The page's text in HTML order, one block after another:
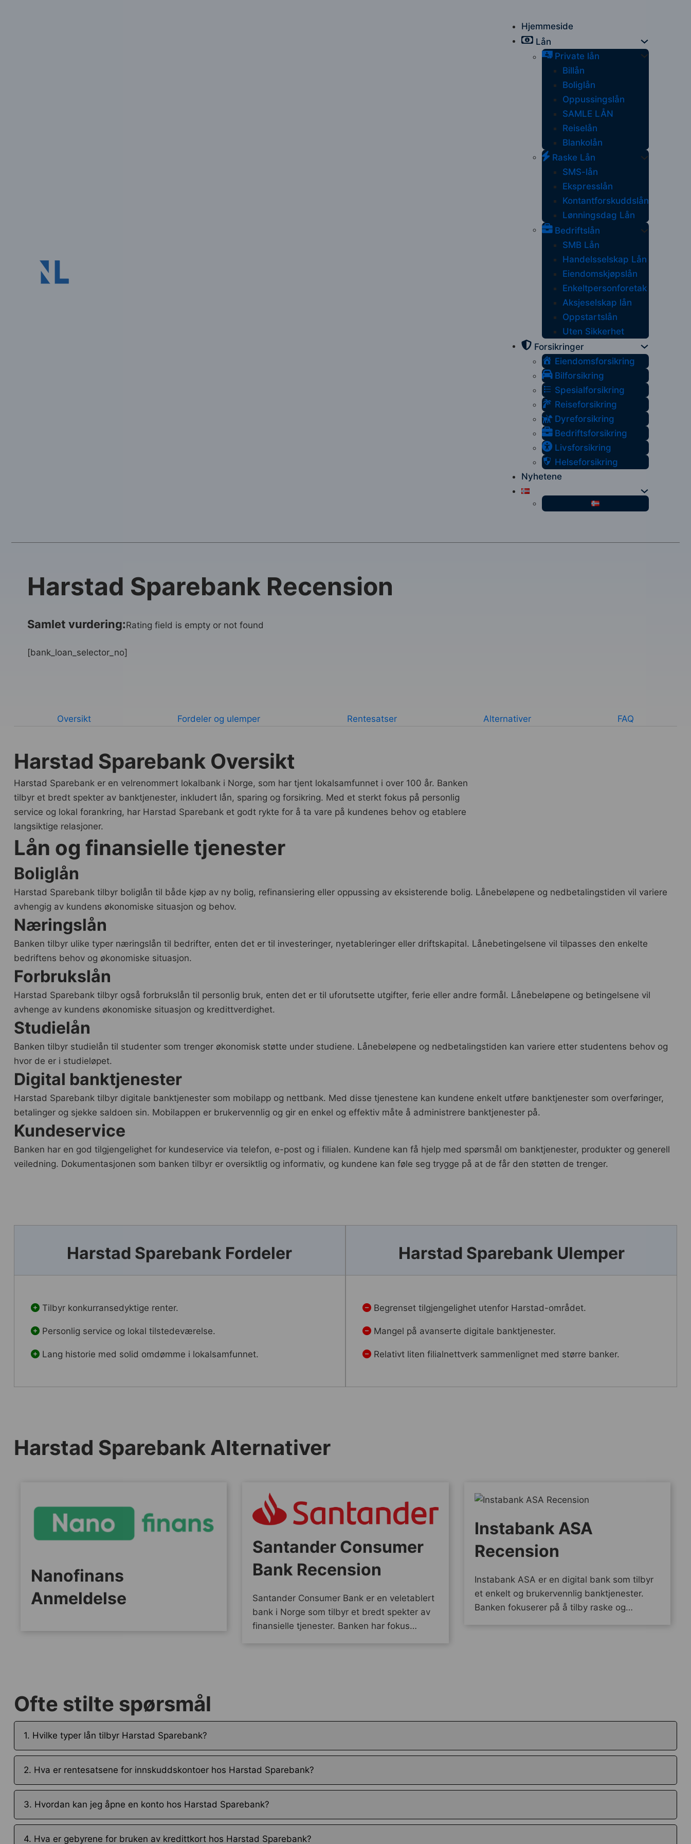
Hjemmeside
Lån
Private lån
Billån
Boliglån
Oppussingslån
SAMLE LÅN
Reiselån
Blankolån
Raske Lån
SMS-lån
Ekspresslån
Kontantforskuddslån
Lønningsdag Lån
Bedriftslån
SMB Lån
Handelsselskap Lån
Eiendomskjøpslån
Enkeltpersonforetak
Aksjeselskap lån
Oppstartslån
Uten Sikkerhet
Forsikringer
Eiendomsforsikring
Bilforsikring
Spesialforsikring
Reiseforsikring
Dyreforsikring
Bedriftsforsikring
Livsforsikring
Helseforsikring
Nyhetene
Harstad Sparebank Recension
Samlet vurdering:Rating field is empty or not found
[bank_loan_selector_no]
Oversikt Fordeler og ulemper Rentesatser Alternativer FAQ
Harstad Sparebank Oversikt
Harstad Sparebank er en velrenommert lokalbank i Norge, som har tjent lokalsamfunnet i over 100 år. Banken
tilbyr et bredt spekter av banktjenester, inkludert lån, sparing og forsikring. Med et sterkt fokus på personlig
service og lokal forankring, har Harstad Sparebank et godt rykte for å ta vare på kundenes behov og etablere
langsiktige relasjoner.
Lån og finansielle tjenester
Boliglån
Harstad Sparebank tilbyr boliglån til både kjøp av ny bolig, refinansiering eller oppussing av eksisterende bolig. Lånebeløpene og nedbetalingstiden vil variere
avhengig av kundens økonomiske situasjon og behov.
Næringslån
Banken tilbyr ulike typer næringslån til bedrifter, enten det er til investeringer, nyetableringer eller driftskapital. Lånebetingelsene vil tilpasses den enkelte
bedriftens behov og økonomiske situasjon.
Forbrukslån
Harstad Sparebank tilbyr også forbrukslån til personlig bruk, enten det er til uforutsette utgifter, ferie eller andre formål. Lånebeløpene og betingelsene vil
avhenge av kundens økonomiske situasjon og kredittverdighet.
Studielån
Banken tilbyr studielån til studenter som trenger økonomisk støtte under studiene. Lånebeløpene og nedbetalingstiden kan variere etter studentens behov og
hvor de er i studieløpet.
Digital banktjenester
Harstad Sparebank tilbyr digitale banktjenester som mobilapp og nettbank. Med disse tjenestene kan kundene enkelt utføre banktjenester som overføringer,
betalinger og sjekke saldoen sin. Mobilappen er brukervennlig og gir en enkel og effektiv måte å administrere banktjenester på.
Kundeservice
Banken har en god tilgjengelighet for kundeservice via telefon, e-post og i filialen. Kundene kan få hjelp med spørsmål om banktjenester, produkter og generell
veiledning. Dokumentasjonen som banken tilbyr er oversiktlig og informativ, og kundene kan føle seg trygge på at de får den støtten de trenger.
Harstad Sparebank Fordeler
Tilbyr konkurransedyktige renter.
Personlig service og lokal tilstedeværelse.
Lang historie med solid omdømme i lokalsamfunnet.
Harstad Sparebank Ulemper
Begrenset tilgjengelighet utenfor Harstad-området.
Mangel på avanserte digitale banktjenester.
Relativt liten filialnettverk sammenlignet med større banker.
Harstad Sparebank Alternativer
Nanofinans
Anmeldelse
Santander Consumer
Bank Recension
Santander Consumer Bank er en veletablert
bank i Norge som tilbyr et bredt spekter av
finansielle tjenester. Banken har fokus…
Instabank ASA
Recension
Instabank ASA er en digital bank som tilbyr
et enkelt og brukervennlig banktjenester.
Banken fokuserer på å tilby raske og…
Ofte stilte spørsmål
1. Hvilke typer lån tilbyr Harstad Sparebank?
2. Hva er rentesatsene for innskuddskontoer hos Harstad Sparebank?
3. Hvordan kan jeg åpne en konto hos Harstad Sparebank?
4. Hva er gebyrene for bruken av kredittkort hos Harstad Sparebank?